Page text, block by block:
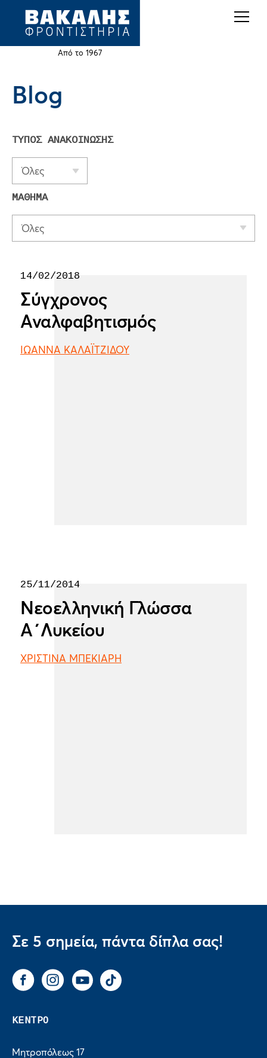
Jump
Από το 1967
Back
Blog
ΤΥΠΟΣ ΑΝΑΚΟΙΝΩΣΗΣ
Όλες
ΜΑΘΗΜΑ
Όλες
14/02/2018
Σύγχρονος
Αναλφαβητισμός
ΙΩΑΝΝΑ ΚΑΛΑΪΤΖΙΔΟΥ
25/11/2014
Νεοελληνική Γλώσσα
Α΄Λυκείου
ΧΡΙΣΤΙΝΑ ΜΠΕΚΙΑΡΗ
Σε 5 σημεία, πάντα δίπλα σας!
FacebookInstagram
You Tube Tik Tok
ΚΕΝΤΡΟ
Μητροπόλεως 17